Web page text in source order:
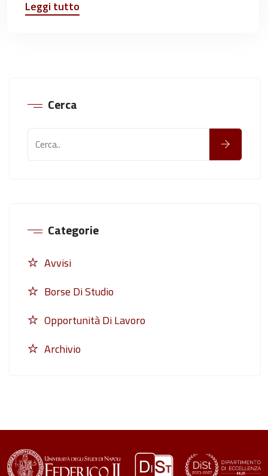
Leggi tutto
Cerca
Categorie
Avvisi
Borse Di Studio
Opportunità Di Lavoro
Archivio